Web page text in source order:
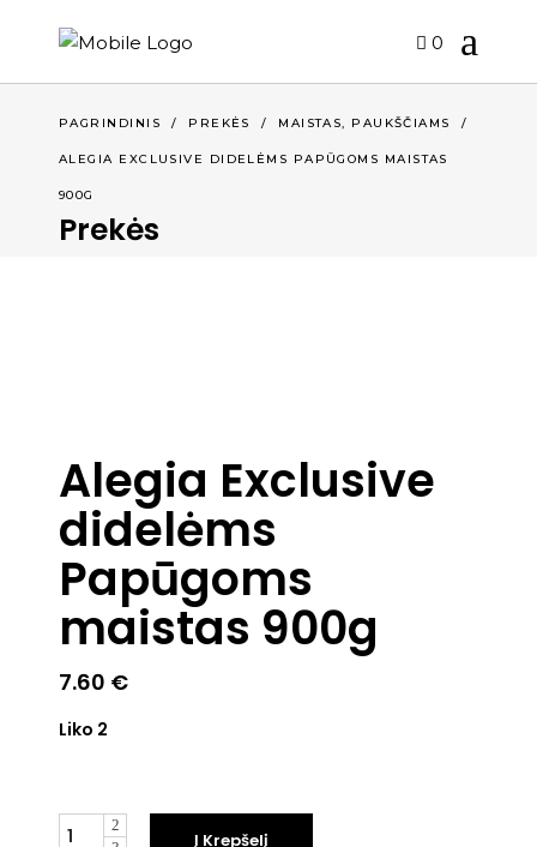
0
PAGRINDINIS / PREKĖS / MAISTAS, PAUKŠČIAMS /
ALEGIA EXCLUSIVE DIDELĖMS PAPŪGOMS MAISTAS
900G
Prekės
Alegia Exclusive
didelėms
Papūgoms
maistas 900g
7.60 €
Liko 2
Kiekis
Į Krepšelį